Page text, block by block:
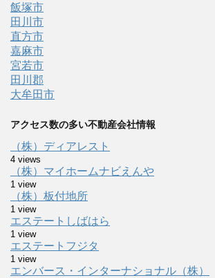
飯塚市
田川市
直方市
嘉麻市
宮若市
田川郡
大牟田市
アクセス数の多い不動産会社情報
（株）ディアレスト
4 views
（株）マイホームナビえんや
1 view
（株）板付地所
1 view
エステートしばはら
1 view
エステートフジタ
1 view
エンバース・インターナショナル（株）